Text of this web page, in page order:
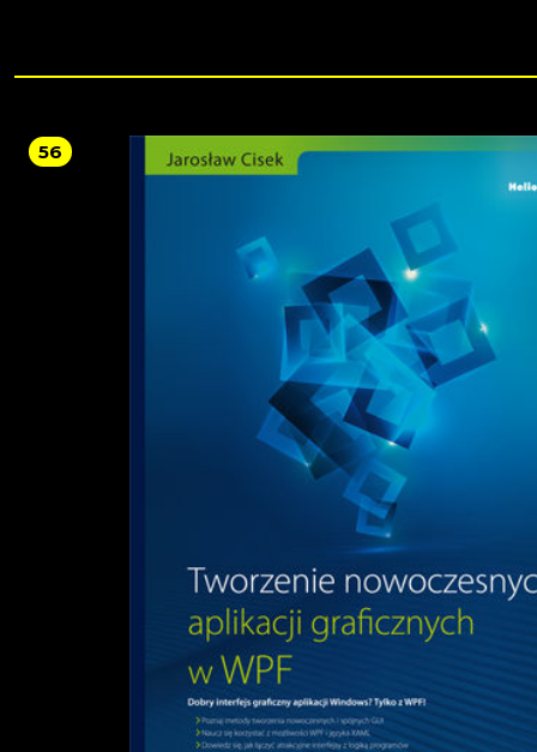
core tools, including the Browser, Channel Rack, Piano Roll, Playlist, and Mixer,
you a clear path to releasing music professionally.By the end of the book,
how to create polished tracks, prepare them for release, and take informed
toward building your presence as a musician and a music producer.Select
this book include color visuals to illustrate key concepts.*Email sign-up and
56